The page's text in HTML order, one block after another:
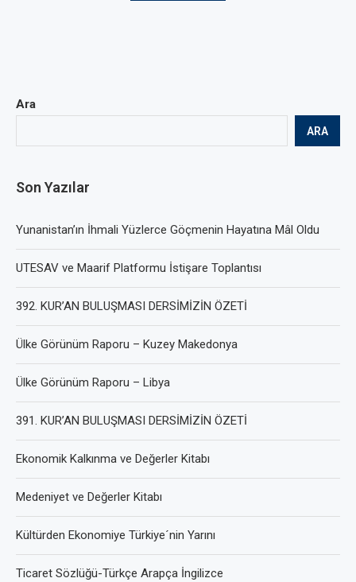
Ara
ARA
Son Yazılar
Yunanistan’ın İhmali Yüzlerce Göçmenin Hayatına Mâl Oldu
UTESAV ve Maarif Platformu İstişare Toplantısı
392. KUR’AN BULUŞMASI DERSİMİZİN ÖZETİ
Ülke Görünüm Raporu – Kuzey Makedonya
Ülke Görünüm Raporu – Libya
391. KUR’AN BULUŞMASI DERSİMİZİN ÖZETİ
Ekonomik Kalkınma ve Değerler Kitabı
Medeniyet ve Değerler Kitabı
Kültürden Ekonomiye Türkiye´nin Yarını
Ticaret Sözlüğü-Türkçe Arapça İngilizce